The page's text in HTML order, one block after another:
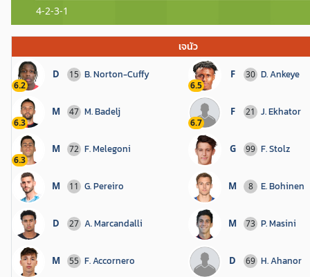
4-2-3-1
เจนัว
6.2
D 15 B. Norton-Cuffy
6.5
F 30 D. Ankeye
6.3
M 47 M. Badelj
6.7
F 21 J. Ekhator
6.3
M 72 F. Melegoni G 99 F. Stolz
M 11 G. Pereiro M 8 E. Bohinen
D 27 A. Marcandalli M 73 P. Masini
M 55 F. Accornero D 69 H. Ahanor